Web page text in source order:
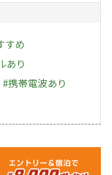
すめ
あり
#携帯電波あり